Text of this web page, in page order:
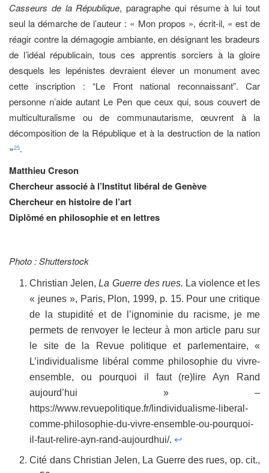
Casseurs de la République, paragraphe qui résume à lui tout
seul la démarche de l’auteur : « Mon propos », écrit-il, « est de
réagir contre la démagogie ambiante, en désignant les bradeurs
de l’idéal républicain, tous ces apprentis sorciers à la gloire
desquels les lepénistes devraient élever un monument avec
cette inscription : “Le Front national reconnaissant”. Car
personne n’aide autant Le Pen que ceux qui, sous couvert de
multiculturalisme ou de communautarisme, œuvrent à la
décomposition de la République et à la destruction de la nation
»25.
Matthieu Creson
Chercheur associé à l’Institut libéral de Genève
Chercheur en histoire de l’art
Diplômé en philosophie et en lettres
Photo : Shutterstock
Christian Jelen,La Guerre des rues. La violence et les
« jeunes », Paris, Plon, 1999, p. 15. Pour une critique
de la stupidité et de l’ignominie du racisme, je me
permets de renvoyer le lecteur à mon article paru sur
le site de la Revue politique et parlementaire, «
L’individualisme libéral comme philosophie du vivre-
ensemble, ou pourquoi il faut (re)lire Ayn Rand
aujourd’hui » –
https://www.revuepolitique.fr/lindividualisme-liberal-
comme-philosophie-du-vivre-ensemble-ou-pourquoi-
il-faut-relire-ayn-rand-aujourdhui/. ↩
Cité dans Christian Jelen, La Guerre des rues, op. cit.,